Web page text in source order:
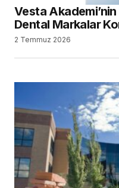
Vesta
Dental Markalar
2 Temmuz 2026